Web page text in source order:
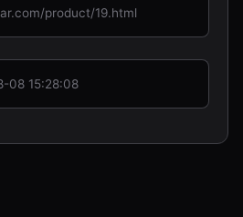
product/19.html
08 15:28:08